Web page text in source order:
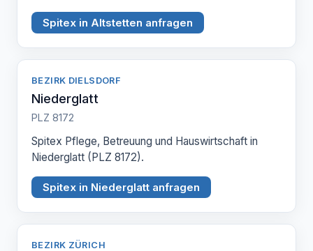
Spitex in Altstetten anfragen
BEZIRK DIELSDORF
Niederglatt
PLZ 8172
Spitex Pflege, Betreuung und Hauswirtschaft in
Niederglatt (PLZ 8172).
Spitex in Niederglatt anfragen
BEZIRK ZÜRICH